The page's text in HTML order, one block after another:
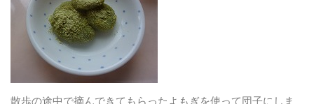
散歩の途中で摘んできてもらったよもぎを使って団子にしま